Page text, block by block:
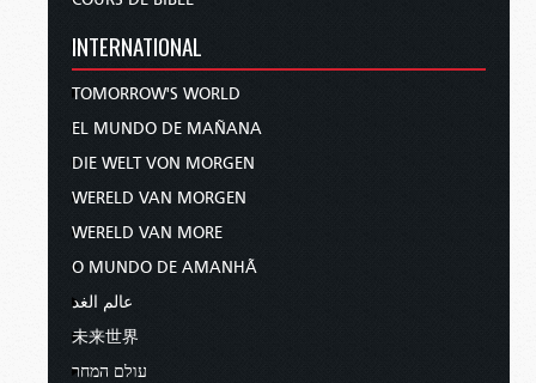
INTERNATIONAL
TOMORROW'S WORLD
EL MUNDO DE MAÑANA
DIE WELT VON MORGEN
WERELD VAN MORGEN
WERELD VAN MORE
O MUNDO DE AMANHÃ
عالم الغد
未来世界
עולם המחר